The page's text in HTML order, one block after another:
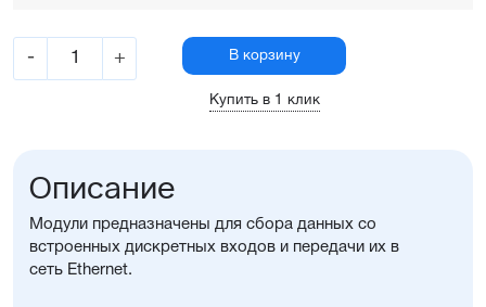
- + В корзину
Купить в 1 клик
Описание
Модули предназначены для сбора данных со
встроенных дискретных входов и передачи их в
сеть Ethernet.